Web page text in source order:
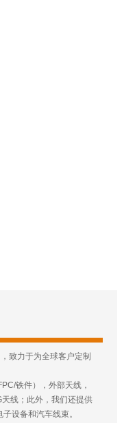
致力于为全球客户定制
铁件），外部天线，
线；此外，我们还提供
设备和汽车线束。